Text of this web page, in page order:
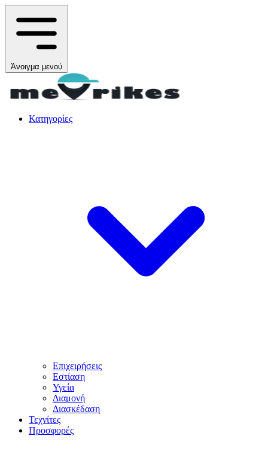
Άνοιγμα μενού
Κατηγορίες
Επιχειρήσεις
Εστίαση
Υγεία
Διαμονή
Διασκέδαση
Τεχνίτες
Προσφορές